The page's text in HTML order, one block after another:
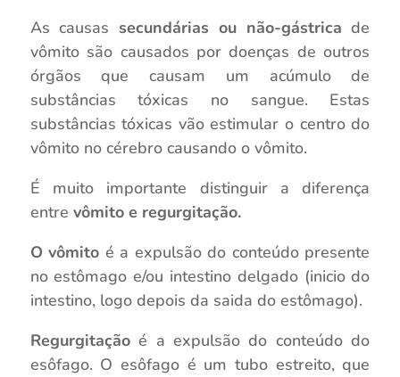
As causassecundárias ou não-gástrica de
vômito são causados ​​por doenças de outros
órgãos que causam um acúmulo de
substâncias tóxicas no sangue. Estas
substâncias tóxicas vão estimular o centro do
vômito no cérebro causando o vômito.
É muito importante distinguir a diferença
entre vômito e regurgitação.
O vômito é a expulsão do conteúdo presente
no estômago e/ou intestino delgado (inicio do
intestino, logo depois da saida do estômago).
Regurgitaçãoé a expulsão do conteúdo do
esôfago. O esôfago é um tubo estreito, que